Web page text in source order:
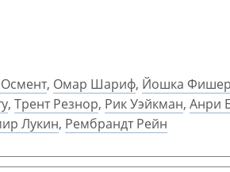
, Омар Шариф, Йошка Фишер
, Трент Резнор, Рик Уэйкман, Анри
Лукин, Рембрандт Рейн